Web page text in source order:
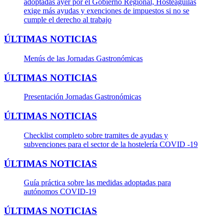
adoptadas ayer por el Gobierno Regional, Hosteaguilas
exige más ayudas y exenciones de impuestos si no se
cumple el derecho al trabajo
ÚLTIMAS NOTICIAS
Menús de las Jornadas Gastronómicas
ÚLTIMAS NOTICIAS
Presentación Jornadas Gastronómicas
ÚLTIMAS NOTICIAS
Checklist completo sobre tramites de ayudas y
subvenciones para el sector de la hostelería COVID -19
ÚLTIMAS NOTICIAS
Guía práctica sobre las medidas adoptadas para
autónomos COVID-19
ÚLTIMAS NOTICIAS